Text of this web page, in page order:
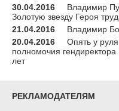
30.04.2016
Владимир
Золотую звезду Героя
21.04.2016
Владимир
20.04.2016
Опять у
полномочия
лет
РЕКЛАМОДАТЕЛЯМ